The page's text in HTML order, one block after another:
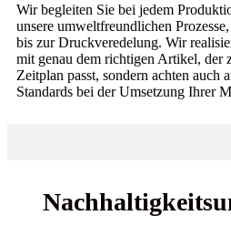
Wir begleiten Sie bei jedem
unsere umweltfreundlichen
bis zur Druckveredelung. Wir
mit genau dem richtigen Artikel, der
Zeitplan passt, sondern achten auch
Standards bei der Umsetzung Ihrer